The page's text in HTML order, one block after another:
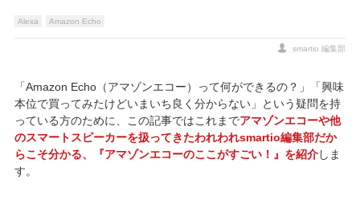
Alexa Amazon Echo
smartio 編集部
「Amazon Echo（アマゾンエコー）って何ができるの？」「興味
本位で買ってみたけどいまいち良く分からない」という疑問を持
っている方のために、この記事ではこれまでアマゾンエコーや他
のスマートスピーカーを扱ってきたわれわれsmartio編集部だか
らこそ分かる、『アマゾンエコーのここがすごい！』を紹介しま
す。